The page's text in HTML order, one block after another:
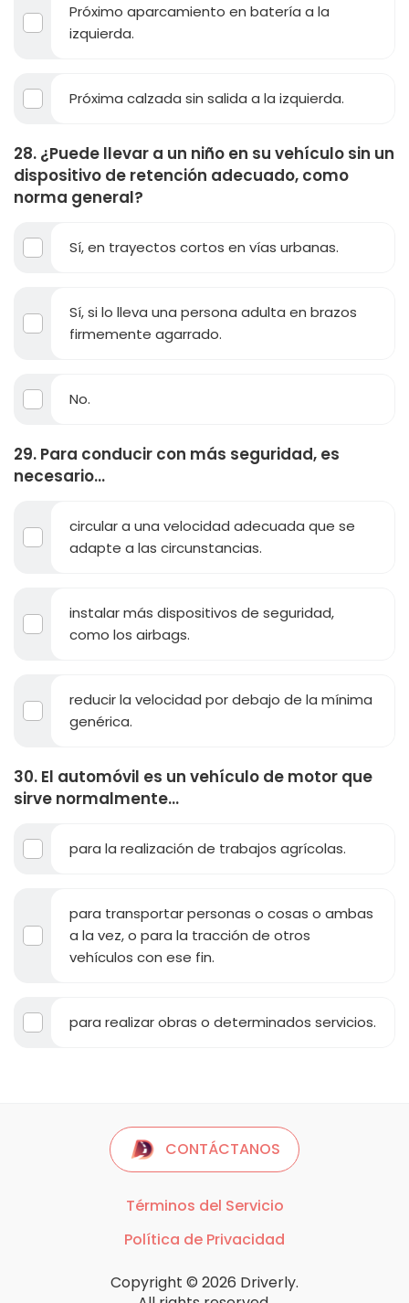
Próximo aparcamiento en batería a la
izquierda.
Próxima calzada sin salida a la izquierda.
28. ¿Puede llevar a un niño en su vehículo sin un
dispositivo de retención adecuado, como
norma general?
Sí, en trayectos cortos en vías urbanas.
Sí, si lo lleva una persona adulta en brazos
firmemente agarrado.
No.
29. Para conducir con más seguridad, es
necesario...
circular a una velocidad adecuada que se
adapte a las circunstancias.
instalar más dispositivos de seguridad,
como los airbags.
reducir la velocidad por debajo de la mínima
genérica.
30. El automóvil es un vehículo de motor que
sirve normalmente...
para la realización de trabajos agrícolas.
para transportar personas o cosas o ambas
a la vez, o para la tracción de otros
vehículos con ese fin.
para realizar obras o determinados servicios.
CONTÁCTANOS
Términos del Servicio
Política de Privacidad
Copyright © 2026 Driverly.